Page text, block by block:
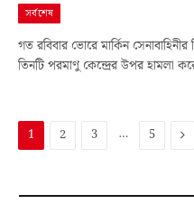
সর্বশেষ
গত রবিবার ভোরে মার্কিন
তিনটি পরমাণু কেন্দ্রের উপর হামলা
1 2 3 … 5 Next